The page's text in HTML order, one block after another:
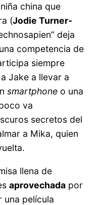
china que
(Jodie Turner-
deja
competencia de
siempre
Jake a llevar a
smartphone o una
va
secretos del
a Mika, quien
llena de
aprovechada por
una película